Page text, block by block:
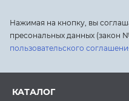
Нажимая на кнопку, вы
пресональных данных (закон
пользовательского
КАТАЛОГ